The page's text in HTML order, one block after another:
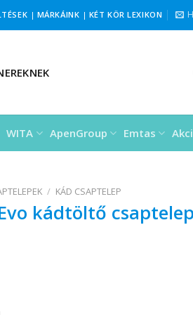
| MÁRKÁINK | KÉT KÖR LEXIKON
WITA ApenGroup Emtas
/ KÁD CSAPTELEP
kádtöltő